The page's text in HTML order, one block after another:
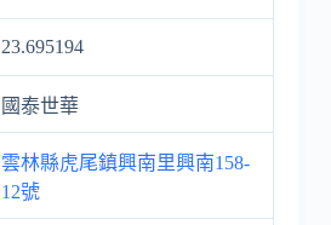
23.695194
國泰世華
雲林縣虎尾鎮興南里興南158-
12號